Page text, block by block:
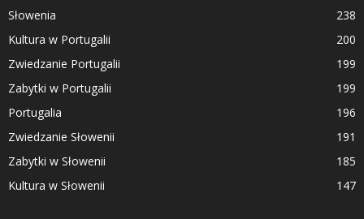
Słowenia
238
Kultura w Portugalii
200
Zwiedzanie Portugalii
199
Zabytki w Portugalii
199
Portugalia
196
Zwiedzanie Słowenii
191
Zabytki w Słowenii
185
Kultura w Słowenii
147